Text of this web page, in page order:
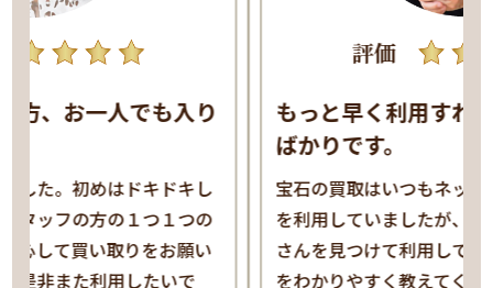
評価
もっと早く利用すれば良かったと思う
宝石の買取はいつもネットでみつけた宅配買取
を利用していましたが、近場で評価の高い福宝
さんを見つけて利用してみました(^^) 査定内容
をわかりやすく教えてくださり、石もきちんと